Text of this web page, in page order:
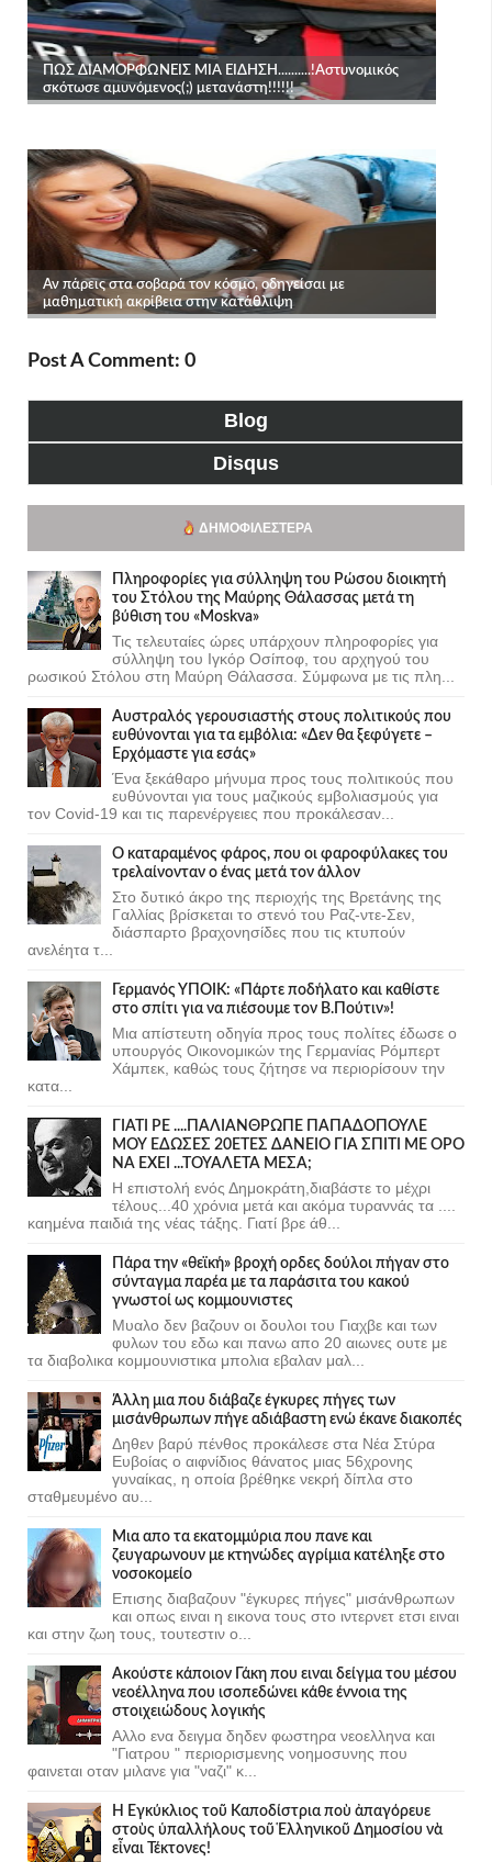
Post A Comment: 0
Blog
Disqus
ΔΗΜΟΦΙΛΈΣΤΕΡΑ
Πληροφορίες για σύλληψη του Ρώσου διοικητή
του Στόλου της Mαύρης Θάλασσας μετά τη
βύθιση του «Moskva»
Τις τελευταίες ώρες υπάρχουν πληροφορίες για
σύλληψη του Ιγκόρ Οσίποφ, του αρχηγού του
ρωσικού Στόλου στη Μαύρη Θάλασσα. Σύμφωνα με τις πλη...
Αυστραλός γερουσιαστής στους πολιτικούς που
ευθύνονται για τα εμβόλια: «Δεν θα ξεφύγετε –
Ερχόμαστε για εσάς»
Ένα ξεκάθαρο μήνυμα προς τους πολιτικούς που
ευθύνονται για τους μαζικούς εμβολιασμούς για
τον Covid-19 και τις παρενέργειες που προκάλεσαν...
Ο καταραμένος φάρος, που οι φαροφύλακες του
τρελαίνονταν ο ένας μετά τον άλλον
Στο δυτικό άκρο της περιοχής της Βρετάνης της
Γαλλίας βρίσκεται το στενό του Ραζ-ντε-Σεν,
διάσπαρτο βραχονησίδες που τις κτυπούν
ανελέητα τ...
Γερμανός ΥΠΟΙΚ: «Πάρτε ποδήλατο και καθίστε
στο σπίτι για να πιέσουμε τον Β.Πούτιν»!
Μια απίστευτη οδηγία προς τους πολίτες έδωσε ο
υπουργός Οικονομικών της Γερμανίας Ρόμπερτ
Χάμπεκ, καθώς τους ζήτησε να περιορίσουν την
κατα...
ΓΙΑΤΙ ΡΕ ....ΠΑΛΙΑΝΘΡΩΠΕ ΠΑΠΑΔΟΠΟΥΛΕ
ΜΟΥ ΕΔΩΣΕΣ 20ΕΤΕΣ ΔΑΝΕΙΟ ΓΙΑ ΣΠΙΤΙ ΜΕ ΟΡΟ
ΝΑ ΕΧΕΙ ...ΤΟΥΑΛΕΤΑ ΜΕΣΑ;
Η επιστολή ενός Δημοκράτη,διαβάστε το μέχρι
τέλους...40 χρόνια μετά και ακόμα τυραννάς τα ....
καημένα παιδιά της νέας τάξης. Γιατί βρε άθ...
Πάρα την «θεϊκή» βροχή ορδες δούλοι πήγαν στο
σύνταγμα παρέα με τα παράσιτα του κακού
γνωστοί ως κομμουνιστες
Μυαλο δεν βαζουν οι δουλοι του Γιαχβε και των
φυλων του εδω και πανω απο 20 αιωνες ουτε με
τα διαβολικα κομμουνιστικα μπολια εβαλαν μαλ...
Άλλη μια που διάβαζε έγκυρες πήγες των
μισάνθρωπων πήγε αδιάβαστη ενώ έκανε διακοπές
Δηθεν βαρύ πένθος προκάλεσε στα Νέα Στύρα
Ευβοίας ο αιφνίδιος θάνατος μιας 56χρονης
γυναίκας, η οποία βρέθηκε νεκρή δίπλα στο
σταθμευμένο αυ...
Μια απο τα εκατομμύρια που πανε και
ζευγαρωνουν με κτηνώδες αγρίμια κατέληξε στο
νοσοκομείο
Επισης διαβαζουν "έγκυρες πήγες" μισάνθρωπων
και οπως ειναι η εικονα τους στο ιντερνετ ετσι ειναι
και στην ζωη τους, τουτεστιν ο...
Ακούστε κάποιον Γάκη που ειναι δείγμα του μέσου
νεοέλληνα που ισοπεδώνει κάθε έννοια της
στοιχειώδους λογικής
Αλλο ενα δειγμα δηδεν φωστηρα νεοελληνα και
"Γιατρου " περιορισμενης νοημοσυνης που
φαινεται οταν μιλανε για "ναζι" κ...
Ἡ Ἐγκύκλιος τοῦ Καποδίστρια ποὺ ἀπαγόρευε
στοὺς ὑπαλλήλους τοῦ Ἑλληνικοῦ Δημοσίου νὰ
εἶναι Τέκτονες!